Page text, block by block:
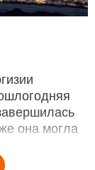
она могла